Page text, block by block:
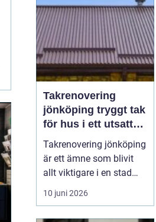
Takrenovering
jönköping tryggt tak
för hus i ett utsatt
klimat
Takrenovering jönköping
är ett ämne som blivit
allt viktigare i en stad
där väderväxlingar,
kraftiga regn och vintrar
10 juni 2026